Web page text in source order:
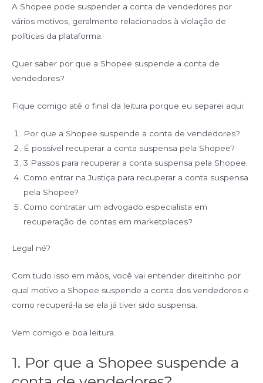
A Shopee pode suspender a conta de vendedores por
vários motivos, geralmente relacionados à violação de
políticas da plataforma.
Quer saber por que a Shopee suspende a conta de
vendedores?
Fique comigo até o final da leitura porque eu separei aqui:
Por que a Shopee suspende a conta de vendedores?
É possível recuperar a conta suspensa pela Shopee?
3 Passos para recuperar a conta suspensa pela Shopee.
Como entrar na Justiça para recuperar a conta suspensa
pela Shopee?
Como contratar um advogado especialista em
recuperação de contas em marketplaces?
Legal né?
Com tudo isso em mãos, você vai entender direitinho por
qual motivo a Shopee suspende a conta dos vendedores e
como recuperá-la se ela já tiver sido suspensa.
Vem comigo e boa leitura.
1. Por que a Shopee suspende a